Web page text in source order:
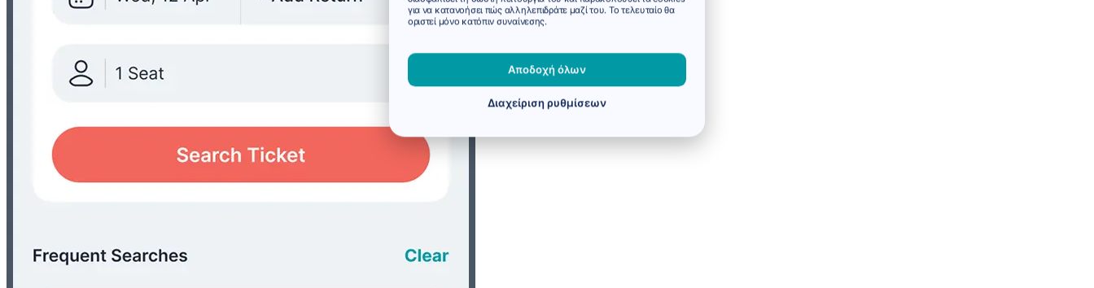
για να κατανοήσει πώς αλληλεπιδράτε μαζί του. Το τελευταίο θα
οριστεί μόνο κατόπιν συναίνεσης.
Αποδοχή όλων
Διαχείριση ρυθμίσεων